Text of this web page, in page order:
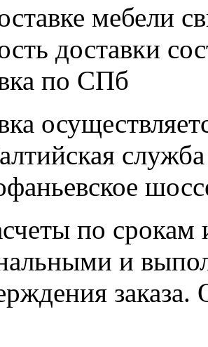
мебели
доставки
по СПб
по срокам
и
заказа.